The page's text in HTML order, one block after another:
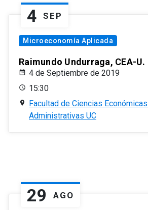
4 SEP
Microeconomía Aplicada
Raimundo Undurraga, CEA-
4 de Septiembre de 2019
15:30
Facultad de Ciencias
Administrativas UC
29 AGO